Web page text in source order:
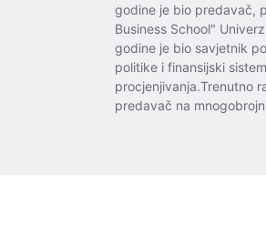
godine je bio predavač,
Business School"
godine je bio savjetnik
politike i finansijski
procjenjivanja.Trenutno
predavač na